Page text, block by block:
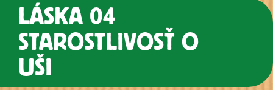
LÁSKA 04
STAROSTLIVOSŤ O
UŠI